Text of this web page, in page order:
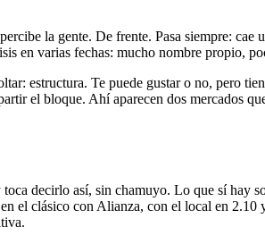
la gente. De frente. Pasa siempre:
en varias fechas: mucho nombre propio,
estructura. Te puede gustar o no, pero
el bloque. Ahí aparecen dos mercados
decirlo así, sin chamuyo. Lo que sí hay
el clásico con Alianza, con el local en